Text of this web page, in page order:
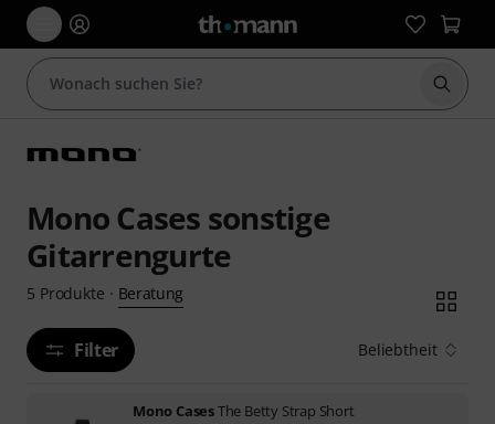
Suche
Mono Cases sonstige
Gitarrengurte
5 Produkte · Beratung
Filter Beliebtheit
Mono CasesThe Betty Strap Short